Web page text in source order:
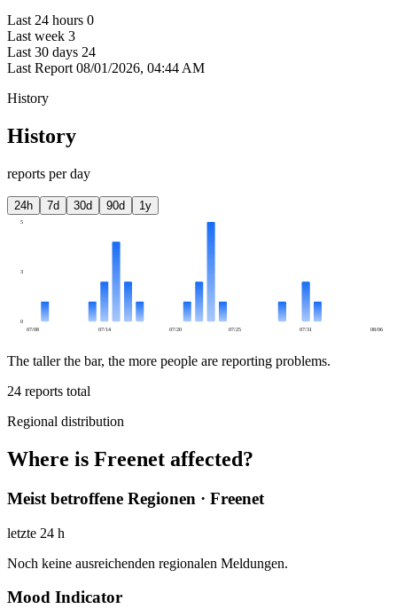
Last 24 hours 0
Last week 3
Last 30 days 24
Last Report 08/01/2026, 04:44 AM
History
History
reports per day
24h 7d 30d 90d 1y
0
3
5
07/08 07/14 07/20 07/25 07/31 08/06
The taller the bar, the more people are reporting problems.
24 reports total
Regional distribution
Where is Freenet affected?
Meist betroffene Regionen · Freenet
letzte 24 h
Noch keine ausreichenden regionalen Meldungen.
Mood Indicator